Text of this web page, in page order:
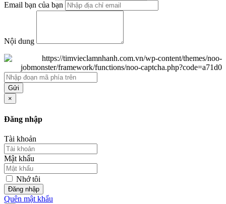
Email bạn của bạn
Nội dung
Gửi
×
Đăng nhập
Tài khoản
Mật khẩu
Nhớ tôi
Đăng nhập
Quên mật khẩu